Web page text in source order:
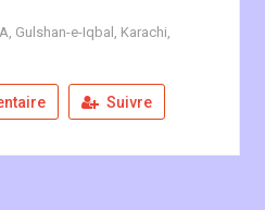
Gulshan-e-Iqbal, Karachi,
Suivre